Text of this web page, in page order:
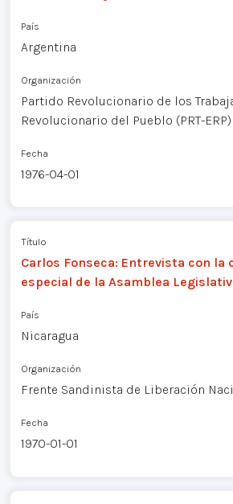
País
Argentina
Organización
Partido Revolucionario de los
Revolucionario del Pueblo (PRT-ERP)
Fecha
1976-04-01
Título
Carlos Fonseca: Entrevista con la
especial de la Asamblea
País
Nicaragua
Organización
Frente Sandinista de Liberación
Fecha
1970-01-01